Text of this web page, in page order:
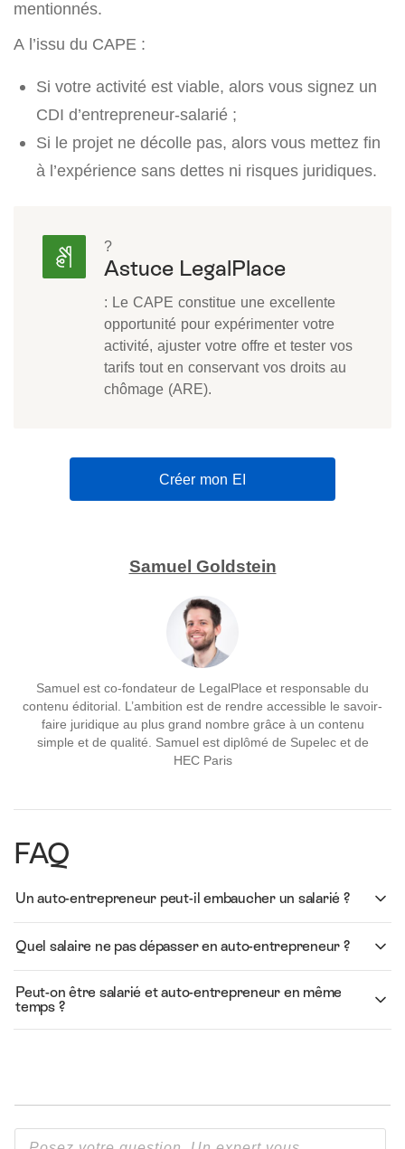
mentionnés.
A l’issu du CAPE :
Si votre activité est viable, alors vous signez un
CDI d’entrepreneur-salarié ;
Si le projet ne décolle pas, alors vous mettez fin
à l’expérience sans dettes ni risques juridiques.
?
Astuce LegalPlace
: Le CAPE constitue une excellente
opportunité pour expérimenter votre
activité, ajuster votre offre et tester vos
tarifs tout en conservant vos droits au
chômage (ARE).
Créer mon EI
Samuel Goldstein
Samuel est co-fondateur de LegalPlace et responsable du
contenu éditorial. L’ambition est de rendre accessible le savoir-
faire juridique au plus grand nombre grâce à un contenu
simple et de qualité. Samuel est diplômé de Supelec et de
HEC Paris
FAQ
Un auto-entrepreneur peut-il embaucher un salarié ?
Quel salaire ne pas dépasser en auto-entrepreneur ?
Peut-on être salarié et auto-entrepreneur en même
temps ?